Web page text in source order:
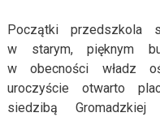
Początki przedszkola
w starym, pięknym
w obecności władz
uroczyście otwarto
siedzibą